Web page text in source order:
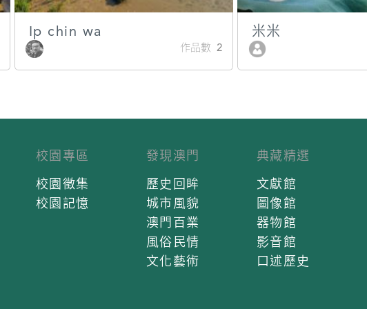
Ip chin wa
作品數 2
米米
校園專區
校園徵集
校園記憶
發現澳門
歷史回眸
城市風貌
澳門百業
風俗民情
文化藝術
典藏精選
文獻館
圖像館
器物館
影音館
口述歷史